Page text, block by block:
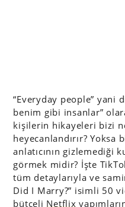
“Everyday people” yani
benim gibi insanlar”
kişilerin hikayeleri bizi
heyecanlandırır? Yoksa
anlatıcının gizlemediği
görmek midir? İşte
tüm detaylarıyla ve
Did I Marry?” isimli 50
bütçeli Netflix